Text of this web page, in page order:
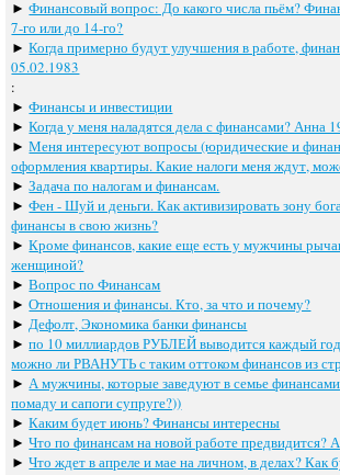
►Финансовый вопрос: До какого числа пьём?
7-го или до 14-го?
►Когда примерно будут улучшения в работе,
05.02.1983
:
►Финансы и инвестиции
►Когда у меня наладятся дела с финансами? Анна
►Меня интересуют вопросы (юридические и
оформления квартиры. Какие налоги меня ждут,
►Задача по налогам и финансам.
►Фен - Шуй и деньги. Как активизировать зону
финансы в свою жизнь?
►Кроме финансов, какие еще есть у мужчины
женщиной?
►Вопрос по Финансам
►Отношения и финансы. Кто, за что и почему?
► Дефолт, Экономика банки финансы
►по 10 миллиардов РУБЛЕЙ выводится каждый
можно ли РВАНУТЬ с таким оттоком финансов из
► А мужчины, которые заведуют в семье
помаду и сапоги супруге?))
►Каким будет июнь? Финансы интересны
►Что по финансам на новой работе предвидится?
►Что ждет в апреле и мае на личном, в делах? Как